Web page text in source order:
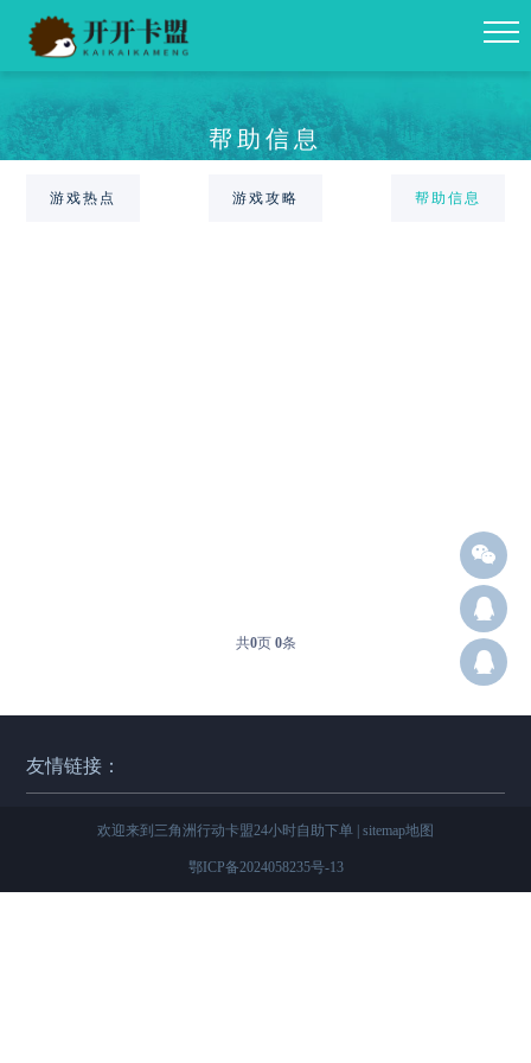
帮助信息
游戏热点 游戏攻略 帮助信息
共0页 0条
友情链接：
欢迎来到三角洲行动卡盟24小时自助下单 | sitemap地图
鄂ICP备2024058235号-13
群